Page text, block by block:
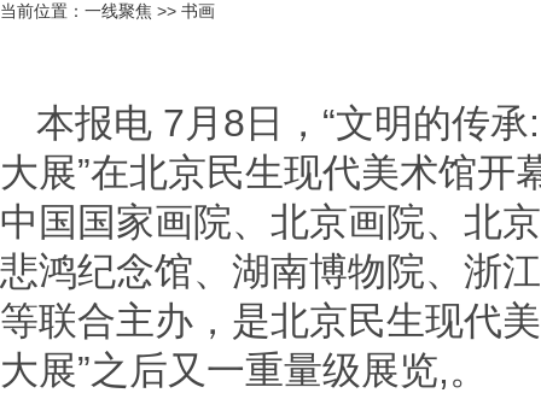
当前位置： 一线聚焦 >> 书画
本报电 7月8日，“文明的传
大展”在北京民生现代美术馆开
中国国家画院、北京画院、北
悲鸿纪念馆、湖南博物院、浙
等联合主办，是北京民生现代
大展”之后又一重量级展览,。